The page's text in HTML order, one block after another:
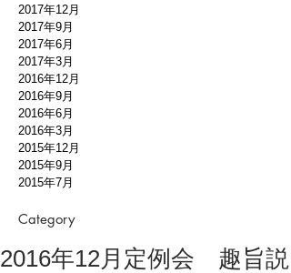
2017年12月
2017年9月
2017年6月
2017年3月
2016年12月
2016年9月
2016年6月
2016年3月
2015年12月
2015年9月
2015年7月
Category
2016年12月定例会 趣旨説